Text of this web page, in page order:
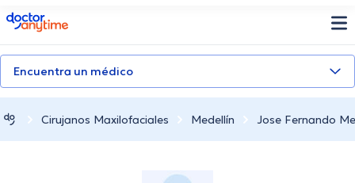
doctoranytime
Encuentra un médico
Cirujanos Maxilofaciales Medellín Jose Fernando